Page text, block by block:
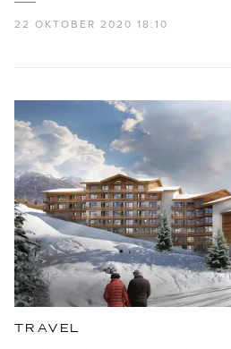
22 OKTOBER 2020 18:10
TRAVEL